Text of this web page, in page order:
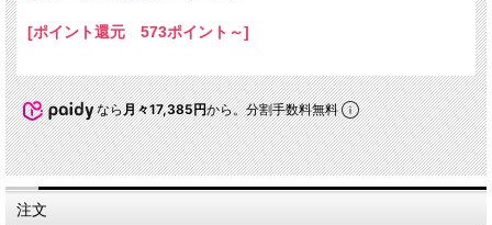
[ポイント還元 573ポイント～]
なら月々17,385円から。分割手数料無料
注文